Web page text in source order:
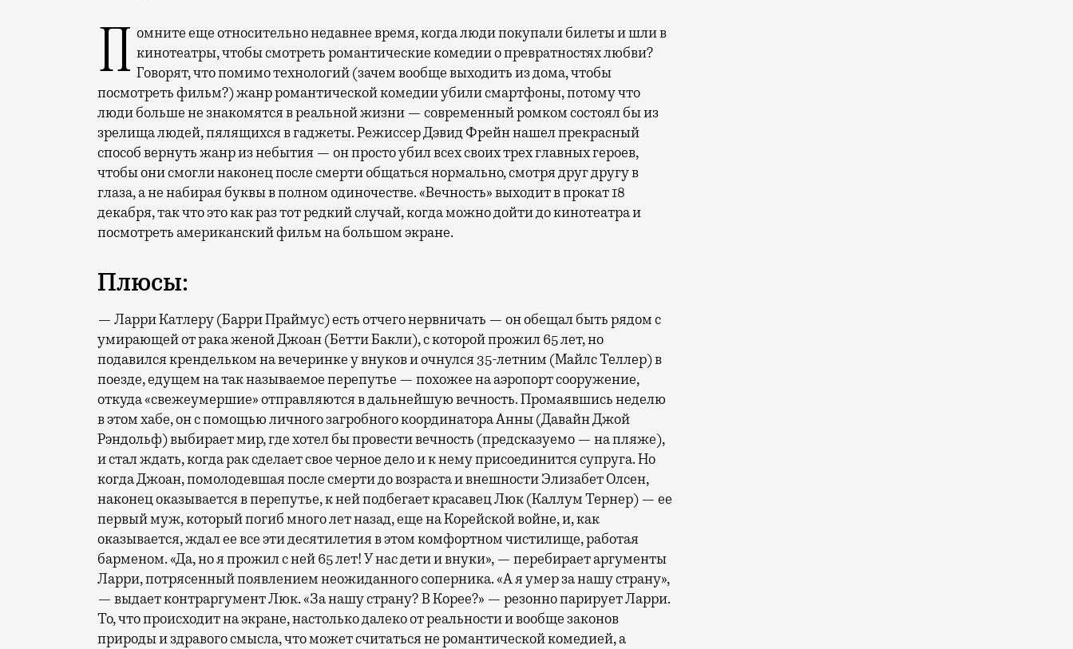
Помните еще относительно недавнее время, когда люди покупали билеты и шли в кинотеатры, чтобы смотреть романтические комедии о превратностях любви?
Говорят, что помимо технологий (зачем вообще выходить из дома, чтобы
посмотреть фильм?) жанр романтической комедии убили смартфоны, потому что
люди больше не знакомятся в реальной жизни — современный ромком состоял бы из
зрелища людей, пялящихся в гаджеты. Режиссер Дэвид Фрейн нашел прекрасный
способ вернуть жанр из небытия — он просто убил всех своих трех главных героев,
чтобы они смогли наконец после смерти общаться нормально, смотря друг другу в
глаза, а не набирая буквы в полном одиночестве. «Вечность» выходит в прокат 18
декабря, так что это как раз тот редкий случай, когда можно дойти до кинотеатра и
посмотреть американский фильм на большом экране.
Плюсы:
— Ларри Катлеру (Барри Праймус) есть отчего нервничать — он обещал быть рядом с
умирающей от рака женой Джоан (Бетти Бакли), с которой прожил 65 лет, но
подавился крендельком на вечеринке у внуков и очнулся 35-летним (Майлс Теллер) в
поезде, едущем на так называемое перепутье — похожее на аэропорт сооружение,
откуда «свежеумершие» отправляются в дальнейшую вечность. Промаявшись неделю
в этом хабе, он с помощью личного загробного координатора Анны (Давайн Джой
Рэндольф) выбирает мир, где хотел бы провести вечность (предсказуемо — на пляже),
и стал ждать, когда рак сделает свое черное дело и к нему присоединится супруга. Но
когда Джоан, помолодевшая после смерти до возраста и внешности Элизабет Олсен,
наконец оказывается в перепутье, к ней подбегает красавец Люк (Каллум Тернер) — ее
первый муж, который погиб много лет назад, еще на Корейской войне, и, как
оказывается, ждал ее все эти десятилетия в этом комфортном чистилище, работая
барменом. «Да, но я прожил с ней 65 лет! У нас дети и внуки», — перебирает аргументы
Ларри, потрясенный появлением неожиданного соперника. «А я умер за нашу страну»,
— выдает контраргумент Люк. «За нашу страну? В Корее?» — резонно парирует Ларри.
То, что происходит на экране, настолько далеко от реальности и вообще законов
природы и здравого смысла, что может считаться не романтической комедией, а